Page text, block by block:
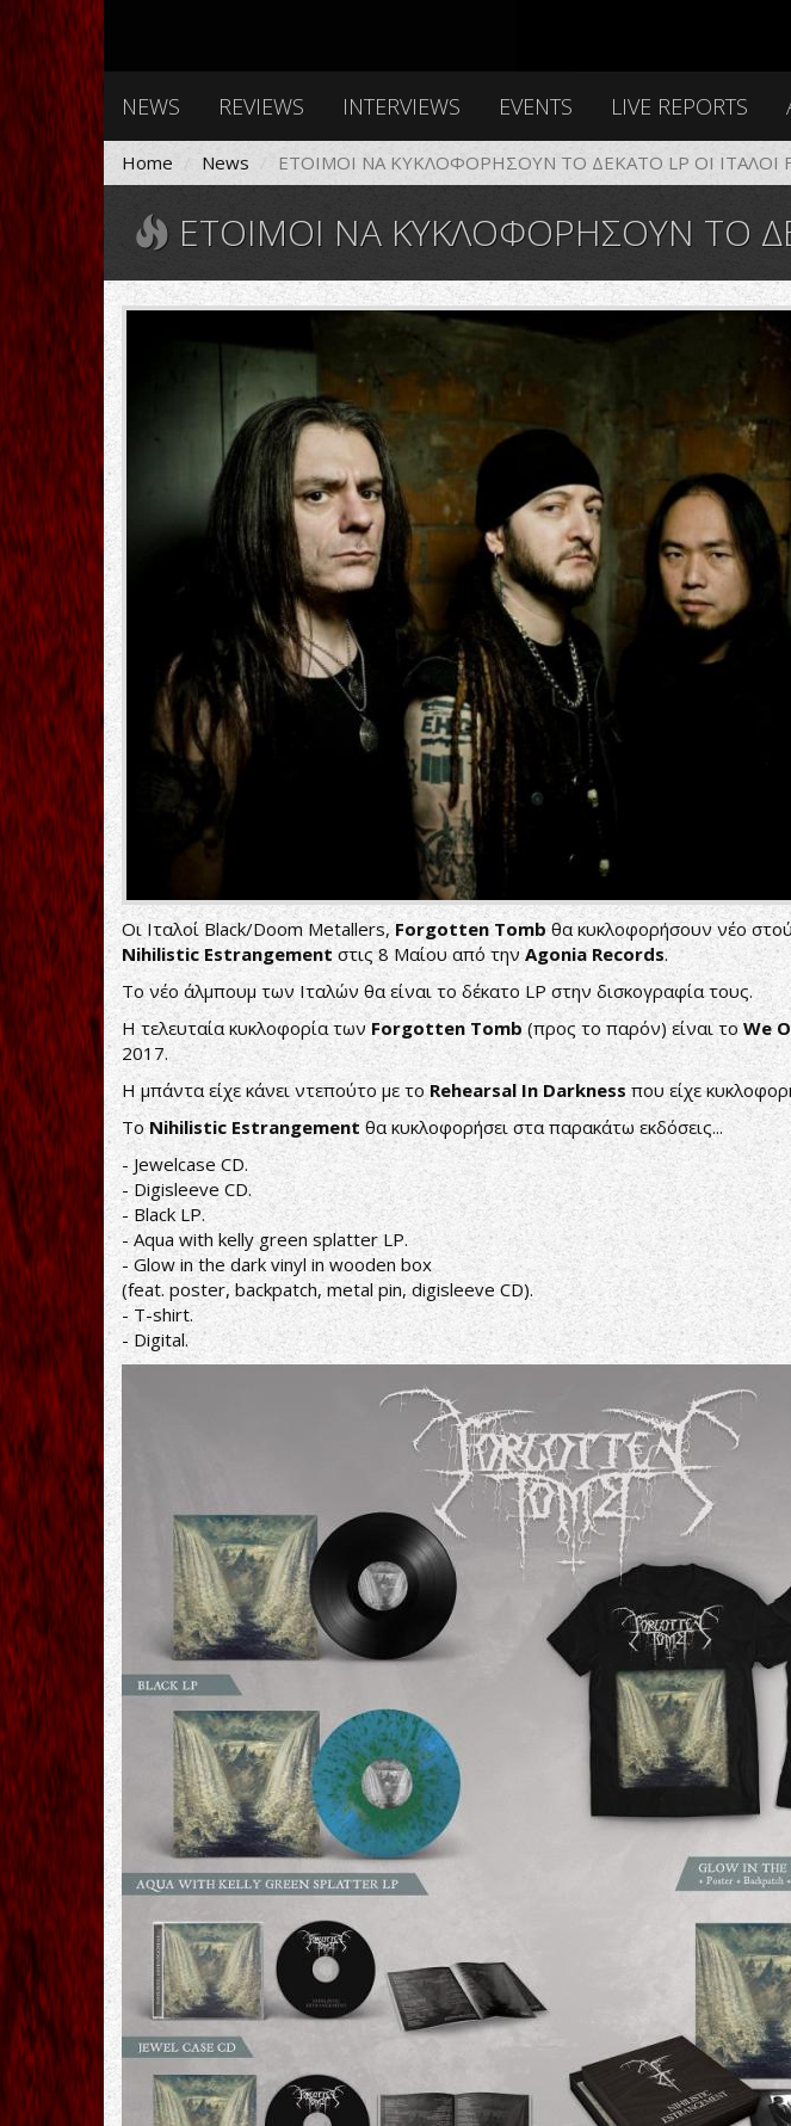
NEWS REVIEWS INTERVIEWS EVENTS LIVE REPORTS
Home News ΕΤΟΙΜΟΙ ΝΑ ΚΥΚΛΟΦΟΡΗΣΟΥΝ ΤΟ ΔΕΚΑΤΟ LP ΟΙ ΙΤΑΛΟΙ
ΕΤΟΙΜΟΙ ΝΑ ΚΥΚΛΟΦΟΡΗΣΟΥΝ ΤΟ
5E5EE9BD-
forgotten-
tomb-
detail-
new-
album-
nihilistic-
estrangement-
image.jpg
Οι Ιταλοί Black/Doom Metallers,Forgotten Tomb θα κυκλοφορήσουν νέο
Nihilistic Estrangementστις 8 Μαίου από τηνAgonia Records.
To νέο άλμπουμ των Ιταλών θα είναι το δέκατο LP στην δισκογραφία τους.
Η τελευταία κυκλοφορία τωνForgotten Tomb(προς το παρόν) είναι το We
2017.
Η μπάντα είχε κάνει ντεπούτο με το Rehearsal In Darknessπου είχε
ToNihilistic Estrangement θα κυκλοφορήσει στα παρακάτω εκδόσεις...
- Jewelcase CD.
- Digisleeve CD.
- Black LP.
- Aqua with kelly green splatter LP.
- Glow in the dark vinyl in wooden box
(feat. poster, backpatch, metal pin, digisleeve CD).
- T-shirt.
- Digital.